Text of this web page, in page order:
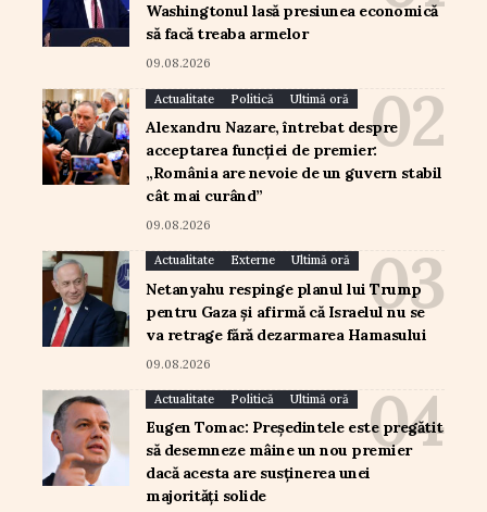
Washingtonul lasă presiunea economică
să facă treaba armelor
09.08.2026
Actualitate Politică Ultimă oră
Alexandru Nazare, întrebat despre
acceptarea funcției de premier:
„România are nevoie de un guvern stabil
cât mai curând”
09.08.2026
Actualitate Externe Ultimă oră
Netanyahu respinge planul lui Trump
pentru Gaza și afirmă că Israelul nu se
va retrage fără dezarmarea Hamasului
09.08.2026
Actualitate Politică Ultimă oră
Eugen Tomac: Președintele este pregătit
să desemneze mâine un nou premier
dacă acesta are susținerea unei
majorități solide